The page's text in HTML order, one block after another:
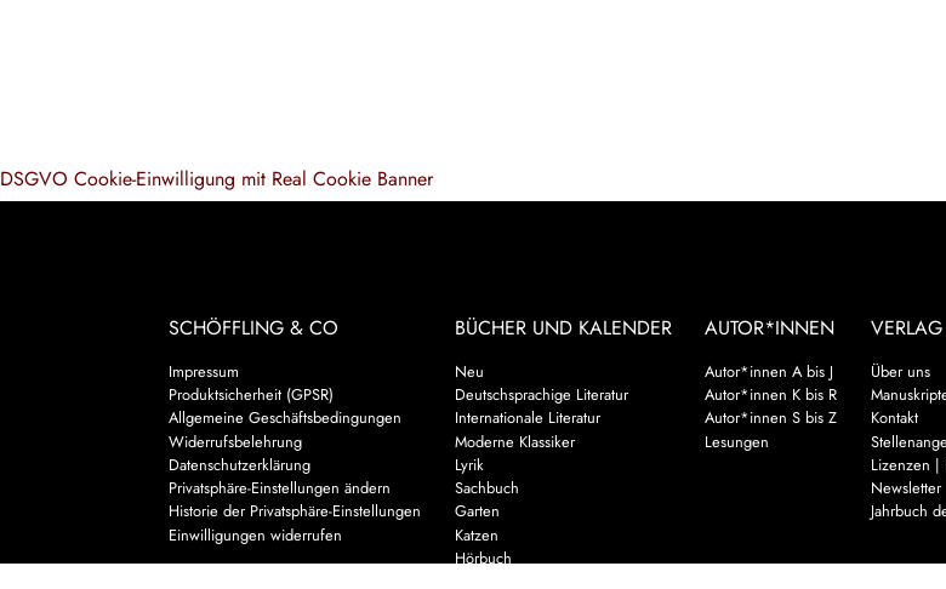
SCHÖFFLING & CO
Impressum
Produktsicherheit (GPSR)
Allgemeine Geschäftsbedingungen
Widerrufsbelehrung
Datenschutzerklärung
Privatsphäre-Einstellungen ändern
Historie der Privatsphäre-Einstellungen
Einwilligungen widerrufen
BÜCHER UND KALENDER
Neu
Deutschsprachige Literatur
Internationale Literatur
Moderne Klassiker
Lyrik
Sachbuch
Garten
Katzen
Hörbuch
AUTOR*INNEN
Autor*innen A bis J
Autor*innen K bis R
Autor*innen S bis Z
Lesungen
VERLAG
Über uns
Kontakt
Lizenzen |
Newsletter
Jahrbuch
DSGVO Cookie-Einwilligung mit Real Cookie Banner